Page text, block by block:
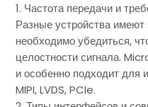
1. Частота передачи и
Разные устройства имеют
необходимо убедиться,
целостности сигнала.
и особенно подходит для
MIPI, LVDS, PCIe.